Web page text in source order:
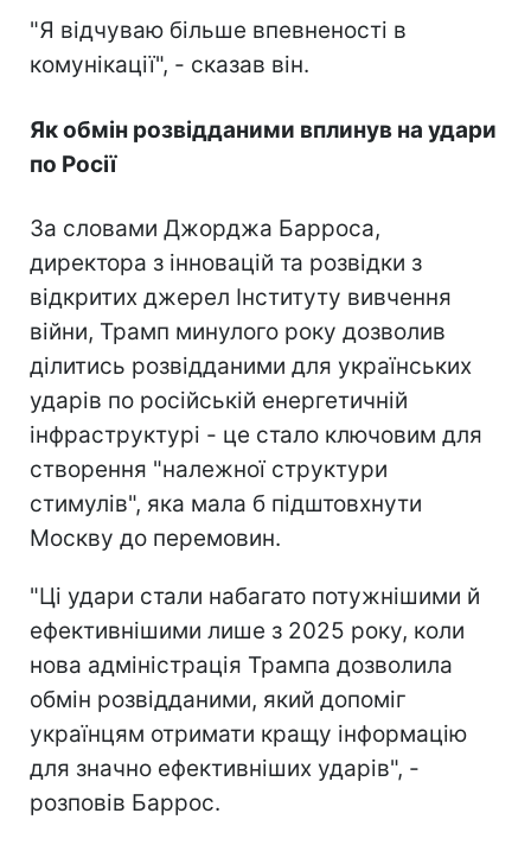
"Я відчуваю більше впевненості в
комунікації", - сказав він.
Як обмін розвідданими вплинув на удари
по Росії
За словами Джорджа Барроса,
директора з інновацій та розвідки з
відкритих джерел Інституту вивчення
війни, Трамп минулого року дозволив
ділитись розвідданими для українських
ударів по російській енергетичній
інфраструктурі - це стало ключовим для
створення "належної структури
стимулів", яка мала б підштовхнути
Москву до перемовин.
"Ці удари стали набагато потужнішими й
ефективнішими лише з 2025 року, коли
нова адміністрація Трампа дозволила
обмін розвідданими, який допоміг
українцям отримати кращу інформацію
для значно ефективніших ударів", -
розповів Баррос.